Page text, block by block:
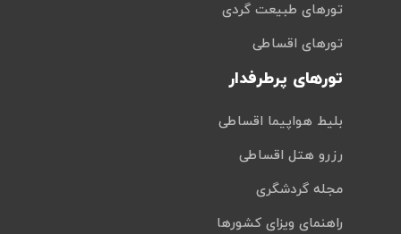
تورهای طبیعت گردی
تورهای اقساطی
تورهای پرطرفدار
بلیط هواپیما اقساطی
رزرو هتل اقساطی
مجله گردشگری
راهنمای ویزای کشورها